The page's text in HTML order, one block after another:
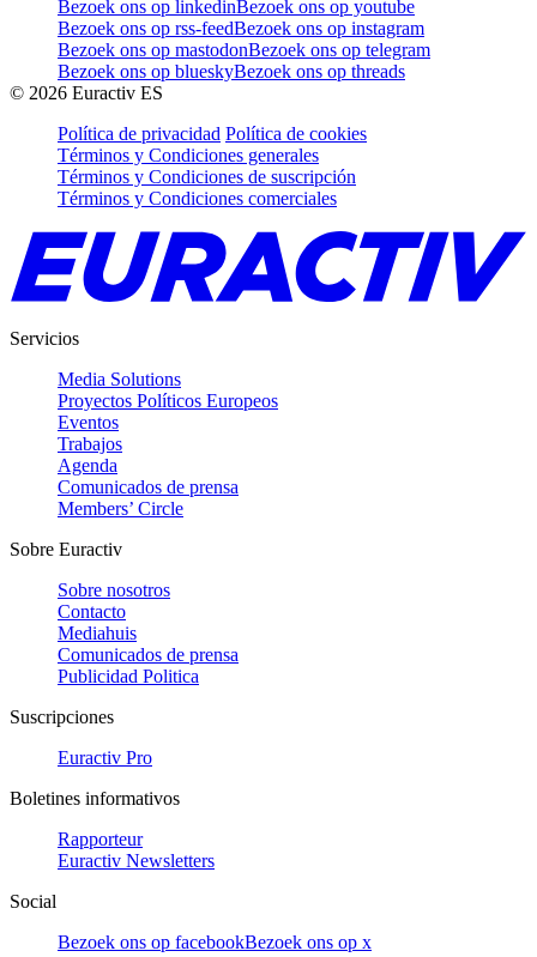
Bezoek ons op linkedinBezoek ons op youtube
Bezoek ons op rss-feedBezoek ons op instagram
Bezoek ons op mastodonBezoek ons op telegram
Bezoek ons op blueskyBezoek ons op threads
© 2026 Euractiv ES
Política de privacidad Política de cookies
Términos y Condiciones generales
Términos y Condiciones de suscripción
Términos y Condiciones comerciales
Servicios
Media Solutions
Proyectos Políticos Europeos
Eventos
Trabajos
Agenda
Comunicados de prensa
Members’ Circle
Sobre Euractiv
Sobre nosotros
Contacto
Mediahuis
Comunicados de prensa
Publicidad Politica
Suscripciones
Euractiv Pro
Boletines informativos
Rapporteur
Euractiv Newsletters
Social
Bezoek ons op facebookBezoek ons op x